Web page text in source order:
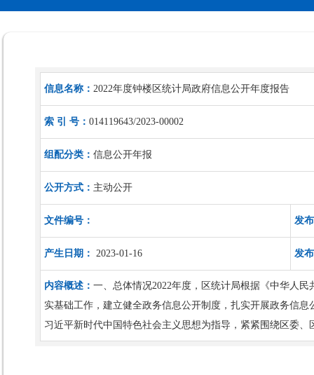
信息名称： 2022年度钟楼区统计局政府信息公开年度报告
索 引 号： 014119643/2023-00002
组配分类： 信息公开年报
公开方式： 主动公开
文件编号： 发
产生日期： 2023-01-16 发
内容概述： 一、总体情况2022年度，区统计局根据《中华人
实基础工作，建立健全政务信息公开制度，扎实开展政务信
习近平新时代中国特色社会主义思想为指导，紧紧围绕区委